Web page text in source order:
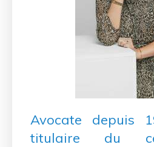
Avocate depuis
titulaire du